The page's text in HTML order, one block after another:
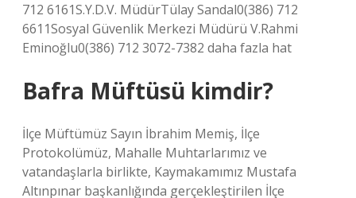
712 6161S.Y.D.V. MüdürTülay Sandal0(386) 712
6611Sosyal Güvenlik Merkezi Müdürü V.Rahmi
Eminoğlu0(386) 712 3072-7382 daha fazla hat
Bafra Müftüsü kimdir?
İlçe Müftümüz Sayın İbrahim Memiş, İlçe
Protokolümüz, Mahalle Muhtarlarımız ve
vatandaşlarla birlikte, Kaymakamımız Mustafa
Altınpınar başkanlığında gerçekleştirilen İlçe